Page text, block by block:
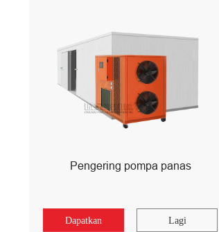
Pengering pompa panas
Dapatkan Lagi